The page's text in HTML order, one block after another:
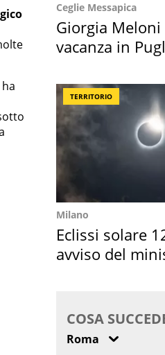
Ceglie Messapica
Giorgia
vacanza in
TERRITORIO
Milano
Eclissi solare
avviso del